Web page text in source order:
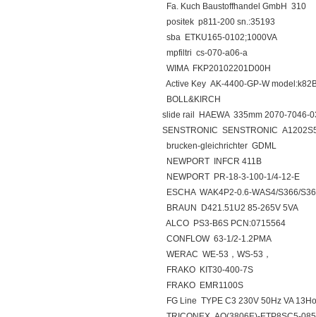
Fa. Kuch Baustoffhandel GmbH 310
positek p811-200 sn.:35193
sba ETKU165-0102;1000VA
mpfiltri cs-070-a06-a
WIMA FKP20102201D00H
Active Key AK-4400-GP-W
BOLL&KIRCH
slide rail HAEWA 335mm 2070-7046-
SENSTRONIC SENSTRONIC
brucken-gleichrichter GDML
NEWPORT INFCR 411B
NEWPORT PR-18-3-100-1/4-12-E
ESCHA WAK4P2-0.6-WAS4/S366/
BRAUN D421.51U2 85-265V 5VA
ALCO PS3-B6S PCN:0715564
CONFLOW 63-1/2-1.2PMA
WERAC WE-53，WS-53，
FRAKO KIT30-400-7S
FRAKO EMR1100S
FG Line TYPE C3 230V 50Hz VA